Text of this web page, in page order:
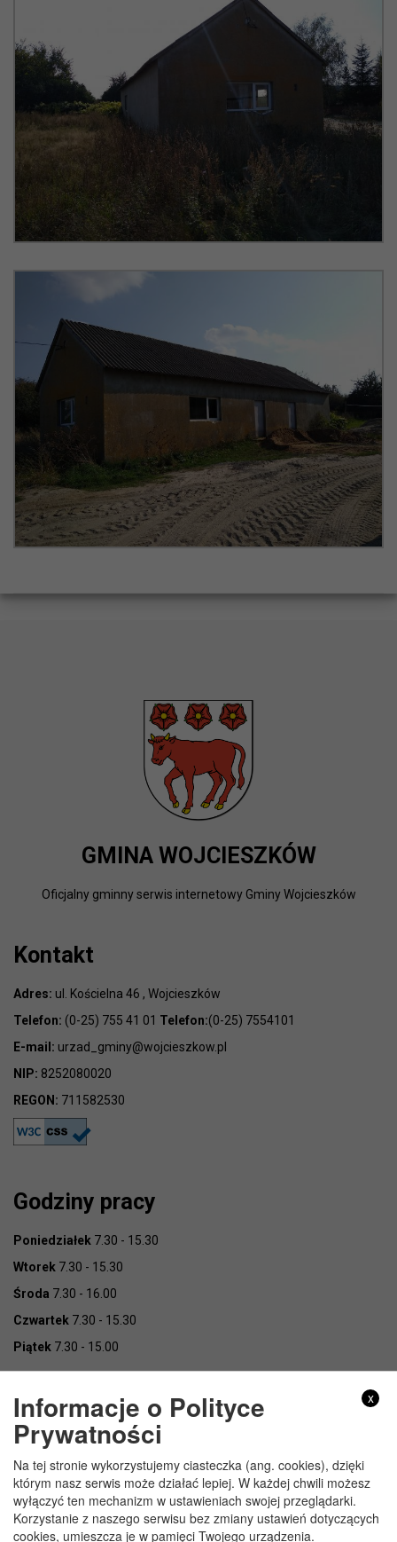
GMINA WOJCIESZKÓW
Oficjalny gminny serwis internetowy Gminy Wojcieszków
Kontakt
Adres: ul. Kościelna 46 , Wojcieszków
Telefon: (0-25) 755 41 01 Telefon:(0-25) 7554101
E-mail: urzad_gminy@wojcieszkow.pl
NIP: 8252080020
REGON: 711582530
Godziny pracy
Poniedziałek 7.30 - 15.30
Wtorek 7.30 - 15.30
Środa 7.30 - 16.00
Czwartek 7.30 - 15.30
Piątek 7.30 - 15.00
Copyright © Urząd Gminy Wojcieszków
x
Informacje o Polityce
Prywatności
Na tej stronie wykorzystujemy ciasteczka (ang. cookies), dzięki
którym nasz serwis może działać lepiej. W każdej chwili możesz
wyłączyć ten mechanizm w ustawieniach swojej przeglądarki.
Korzystanie z naszego serwisu bez zmiany ustawień dotyczących
cookies, umieszcza je w pamięci Twojego urządzenia.